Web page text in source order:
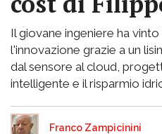
Il giovane ingeniere ha
l'innovazione grazie a un
dal sensore al cloud,
intelligente e il risparmio
Franco Zampicinini